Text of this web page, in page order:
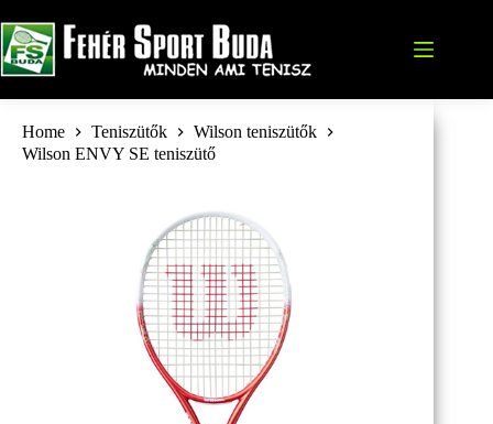
to
content
Home Teniszütők
Wilson teniszütők
Wilson ENVY SE teniszütő